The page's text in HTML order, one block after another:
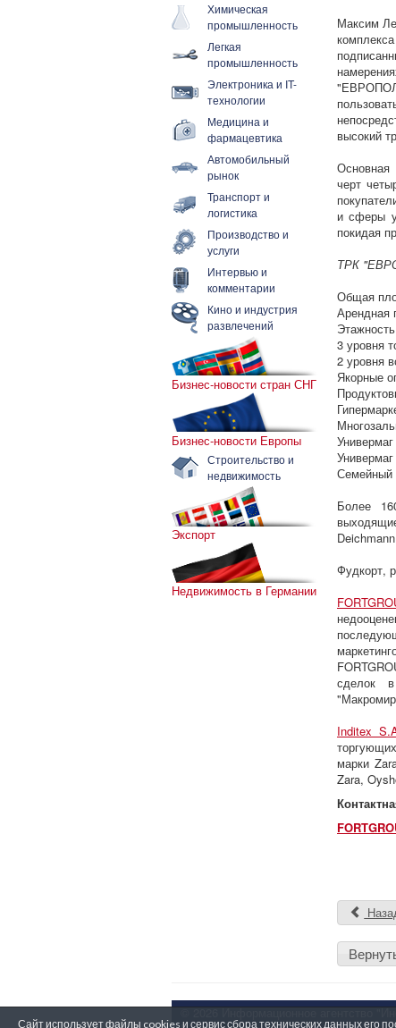
Химическая
промышленность
Легкая
промышленность
Электроника и IT-
технологии
Медицина и
фармацевтика
Автомобильный
рынок
Транспорт и
логистика
Производство и
услуги
Интервью и
комментарии
Кино и индустрия
развлечений
Бизнес-новости стран СНГ
Бизнес-новости Европы
Строительство и
недвижимость
Экспорт
Недвижимость в Германии
Максим
высокий
Основная
черт
и сферы
покидая
ТРК
Общая
Арендная
3 уровня
2 уровня
Якорные
Семейный
Более
Фудкорт,
сделок
Inditex
марки
Zara,
© 2026 Информационное агентство
Сайт использует файлы cookies и сервис сбора технических данных его